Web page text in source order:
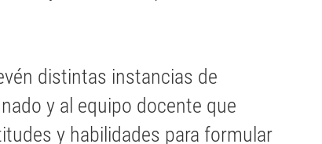
distintas instancias de
y al equipo docente que
y habilidades para formular